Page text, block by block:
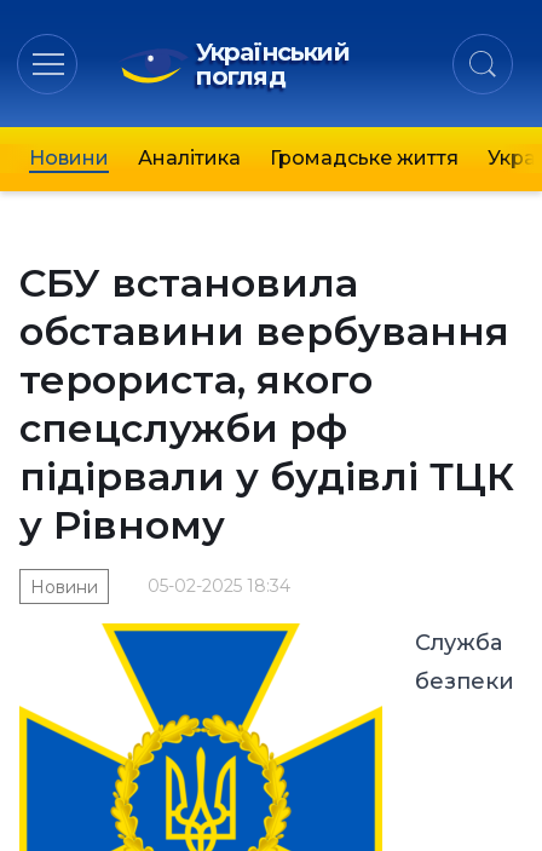
Український
погляд
Новини Аналітика Громадське життя
СБУ встановила
обставини вербування
терориста, якого
спецслужби рф
підірвали у будівлі ТЦК
у Рівному
05-02-2025 18:34
Новини
Служба
безпеки